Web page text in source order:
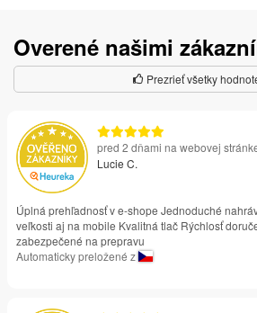
Overené našimi
Prezrieť všetky
pred 2 dňami na webovej
Lucie C.
Úplná prehľadnosť v e-shope Jednoduché
veľkosti aj na mobile Kvalitná tlač Rýchlosť
zabezpečené na prepravu
Automaticky preložené z